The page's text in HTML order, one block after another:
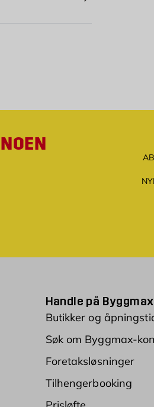
Handle på Byggmax
Butikker og
Søk om Byggmax-
Foretaksløsninger
Tilhengerbooking